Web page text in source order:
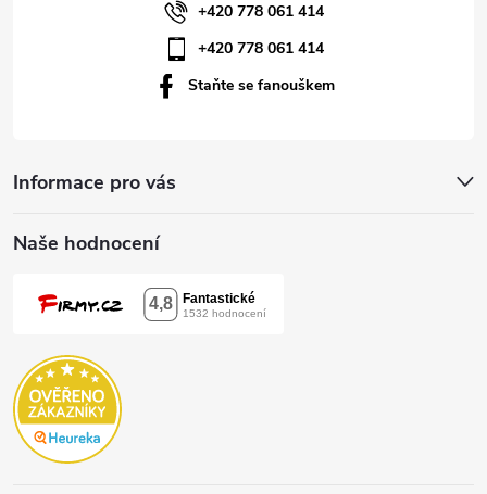
Informace pro vás
Naše hodnocení
+420 778 061 414
+420 778 061 414
Staňte se fanouškem